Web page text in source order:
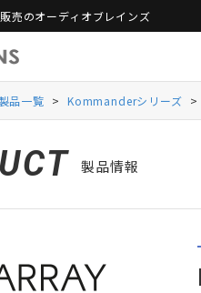
売のオーディオブレインズ
INOGENI
Televic
INOGENI
Televic
品一覧 > Kommanderシリーズ >
製品情報